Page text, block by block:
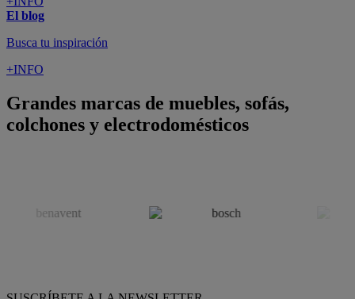
SUSCRÍBETE A LA NEWSLETTER
y consigue10€dto para la próxima compra
SUSCRIBIRME
GUÍA DE COMPRA